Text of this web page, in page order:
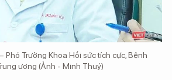
Phó Trưởng Khoa Hồi sức tích cực, Bệnh
ương (Ảnh - Minh Thuý)